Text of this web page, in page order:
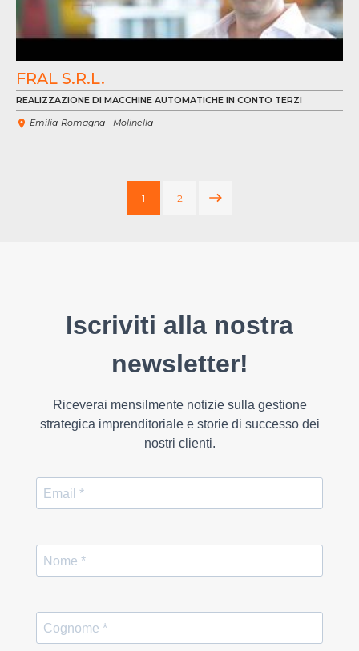
FRAL S.R.L.
REALIZZAZIONE DI MACCHINE AUTOMATICHE IN CONTO TERZI
Emilia-Romagna - Molinella
1 2 {{